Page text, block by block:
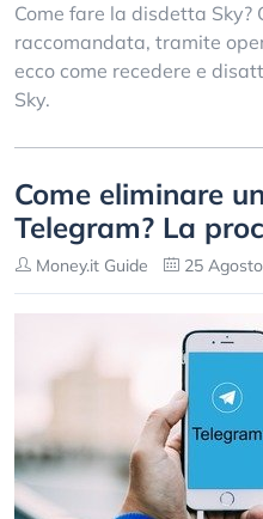
Come fare la disdetta Sky?
raccomandata, tramite
ecco come recedere e
Sky.
Come eliminare
Telegram? La
Money.it Guide 25